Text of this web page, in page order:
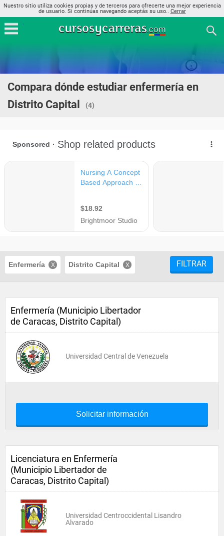
Nuestro sitio utiliza cookies propias y de terceros para ofrecerte una mejor experiencia
de usuario. Si continúas navegando aceptás su uso.. Cerrar
Compara dónde estudiar enfermería en
Distrito Capital
(4)
Enfermería Distrito Capital FILTRAR
Enfermería (Municipio Libertador
de Caracas, Distrito Capital)
Universidad Central de Venezuela
Solicitar información
Licenciatura en Enfermería
(Municipio Libertador de
Caracas, Distrito Capital)
Universidad Centroccidental Lisandro
Alvarado